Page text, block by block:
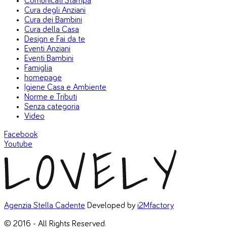
Cura degli Anziani
Cura dei Bambini
Cura della Casa
Design e Fai da te
Eventi Anziani
Eventi Bambini
Famiglia
homepage
Igiene Casa e Ambiente
Norme e Tributi
Senza categoria
Video
Facebook
Youtube
Agenzia Stella Cadente Developed by i2Mfactory
© 2016 - All Rights Reserved.